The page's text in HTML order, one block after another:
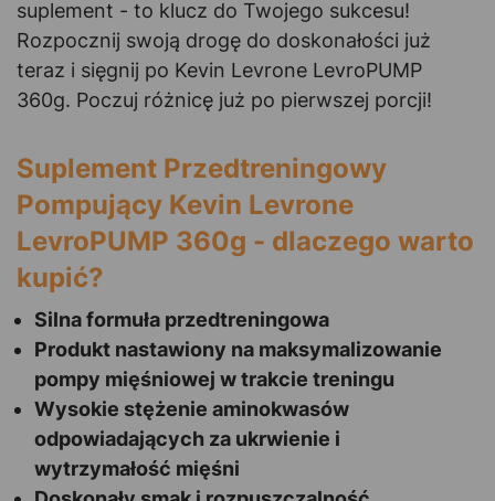
suplement - to klucz do Twojego sukcesu!
Rozpocznij swoją drogę do doskonałości już
teraz i sięgnij po Kevin Levrone LevroPUMP
360g. Poczuj różnicę już po pierwszej porcji!
Suplement Przedtreningowy
Pompujący Kevin Levrone
LevroPUMP 360g - dlaczego warto
kupić?
Silna formuła przedtreningowa
Produkt nastawiony na maksymalizowanie
pompy mięśniowej w trakcie treningu
Wysokie stężenie aminokwasów
odpowiadających za ukrwienie i
wytrzymałość mięśni